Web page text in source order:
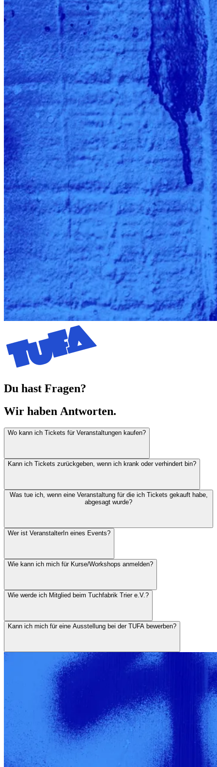
Du hast Fragen?
Wir haben Antworten.
Wo kann ich Tickets für Veranstaltungen kaufen?
Kann ich Tickets zurückgeben, wenn ich krank oder verhindert bin?
Was tue ich, wenn eine Veranstaltung für die ich Tickets gekauft habe,
abgesagt wurde?
Wer ist VeranstalterIn eines Events?
Wie kann ich mich für Kurse/Workshops anmelden?
Wie werde ich Mitglied beim Tuchfabrik Trier e.V.?
Kann ich mich für eine Ausstellung bei der TUFA bewerben?